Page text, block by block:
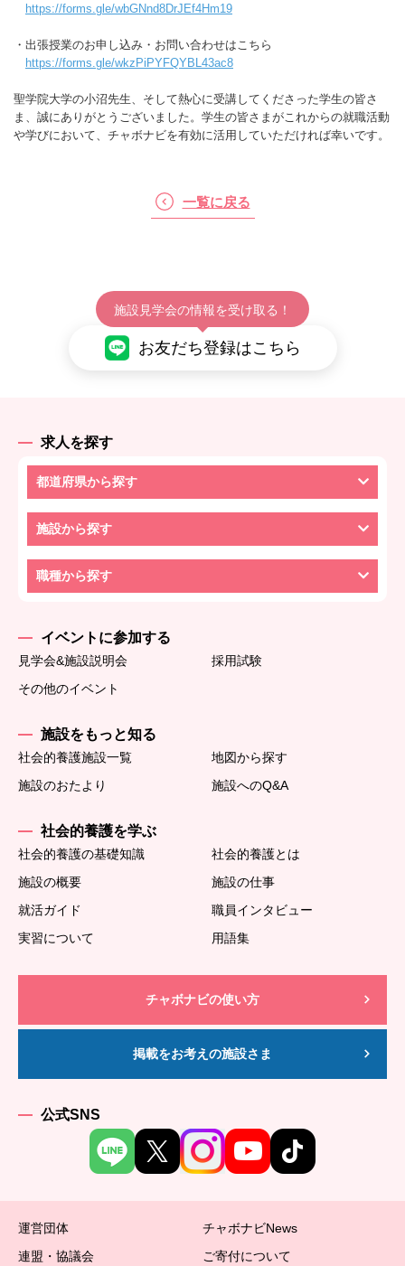
https://forms.gle/wbGNnd8DrJEf4Hm19
・出張授業のお申し込み・お問い合わせはこちら
https://forms.gle/wkzPiPYFQYBL43ac8
聖学院大学の小沼先生、そして熱心に受講してくださった学生の皆さ
ま、誠にありがとうございました。学生の皆さまがこれからの就職活動
や学びにおいて、チャボナビを有効に活用していただければ幸いです。
一覧に戻る
施設見学会の情報を受け取る！
お友だち登録はこちら
求人を探す
都道府県から探す
施設から探す
職種から探す
イベントに参加する
見学会&施設説明会
採用試験
その他のイベント
施設をもっと知る
社会的養護施設一覧
地図から探す
施設のおたより
施設へのQ&A
社会的養護を学ぶ
社会的養護の基礎知識
社会的養護とは
施設の概要
施設の仕事
就活ガイド
職員インタビュー
実習について
用語集
チャボナビの使い方
掲載をお考えの施設さま
公式SNS
運営団体
チャボナビNews
連盟・協議会
ご寄付について